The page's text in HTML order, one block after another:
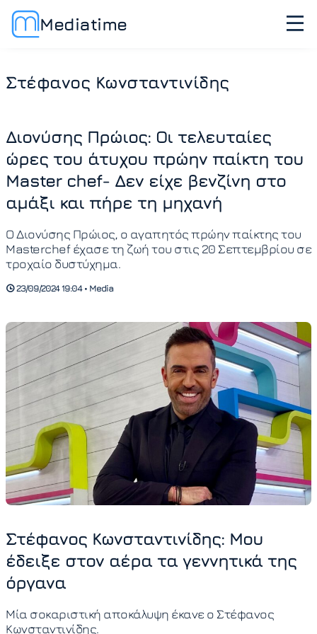
Mediatime
Στέφανος Κωνσταντινίδης
Διονύσης Πρώιος: Οι τελευταίες
ώρες του άτυχου πρώην παίκτη του
Master chef- Δεν είχε βενζίνη στο
αμάξι και πήρε τη μηχανή
Ο Διονύσης Πρώιος, ο αγαπητός πρώην παίκτης του
Masterchef έχασε τη ζωή του στις 20 Σεπτεμβρίου σε
τροχαίο δυστύχημα.
23/09/2024 19:04 • Media
Στέφανος Κωνσταντινίδης: Μου
έδειξε στον αέρα τα γεννητικά της
όργανα
Μία σοκαριστική αποκάλυψη έκανε ο Στέφανος
Κωνσταντινίδης.